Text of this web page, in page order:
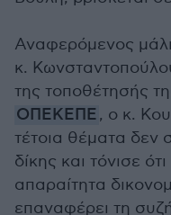
Αναφερόμενος
κ.
της τοποθέτησής
ΟΠΕΚΕΠΕ, ο κ.
τέτοια θέματα δεν
δίκης και τόνισε
απαραίτητα
επαναφέρει τη